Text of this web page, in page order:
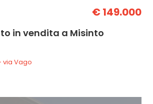
€ 149.000
in vendita a Misinto
via Vago